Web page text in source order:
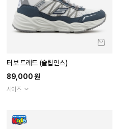
터보 트레드 (슬립인스)
89,000 원
사이즈